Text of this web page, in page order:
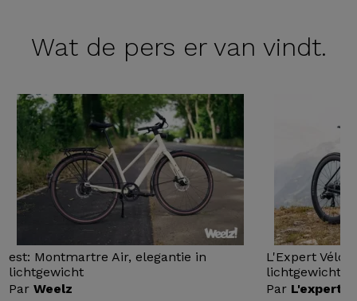
Wat de pers er van vindt.
est: Montmartre Air, elegantie in
lichtgewicht
ParWeelz
L'Expert Vélo
lichtgewicht...
Par L'expert